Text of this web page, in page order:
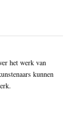
het werk van
kunnen